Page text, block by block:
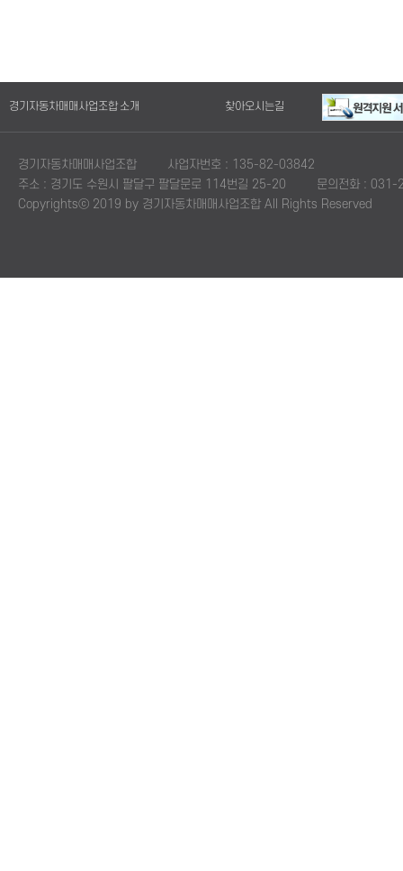
경기자동차매매사업조합 소개 찾아오시는길
경기자동차매매사업조합
사업자번호 : 135-82-03842
주소 : 경기도 수원시 팔달구 팔달문로 114번길 25-20
문의전화 :
Copyrightsⓒ 2019 by 경기자동차매매사업조합 All Rights Reserved